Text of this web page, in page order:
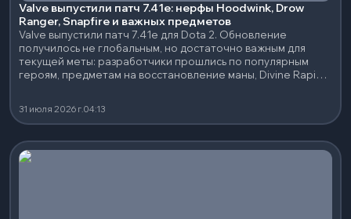
Valve выпустили патч 7.41e: нерфы Hoodwink, Drow
Ranger, Snapfire и важных предметов
Valve выпустили патч 7.41e для Dota 2. Обновление
получилось не глобальным, но достаточно важным для
текущей меты: разработчики прошлись по популярным
героям, предметам на восстановление маны, Divine Rapier
31 июля 2026 г.04:13